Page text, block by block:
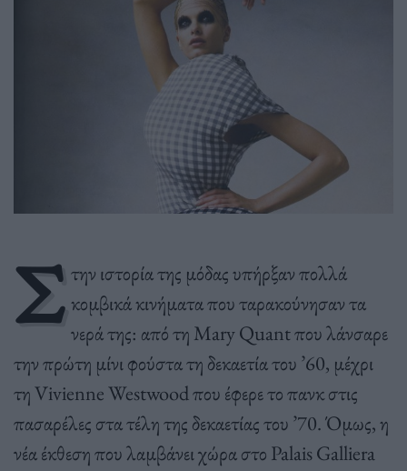
Σ την ιστορία της μόδας υπήρξαν πολλά
κομβικά κινήματα που ταρακούνησαν τα
νερά της: από τη Mary Quant που λάνσαρε
την πρώτη μίνι φούστα τη δεκαετία του ’60, μέχρι
τη Vivienne Westwood που έφερε το πανκ στις
πασαρέλες στα τέλη της δεκαετίας του ’70. Όμως, η
νέα έκθεση που λαμβάνει χώρα στο Palais Galliera